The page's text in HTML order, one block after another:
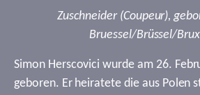
Zuschneider (Coupeur),
Bruessel/Brüssel/
Simon Herscovici wurde am 26.
geboren. Er heiratete die aus Polen